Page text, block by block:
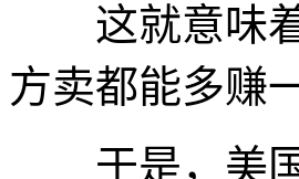
这就意味着
方卖都能多赚
于是，美国